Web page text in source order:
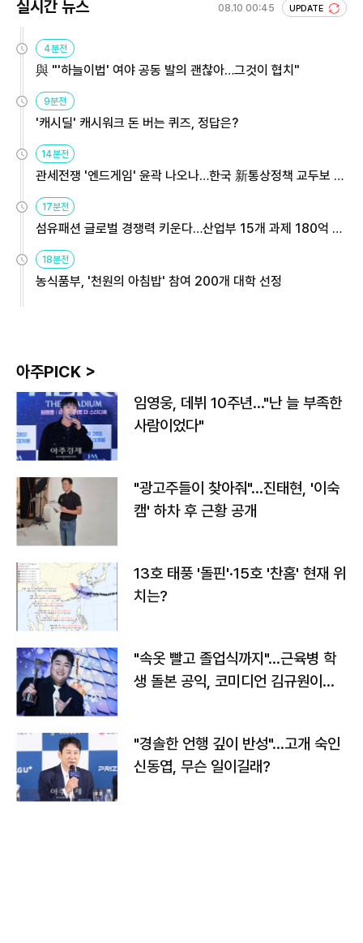
실시간 뉴스 08.10 00:45 UPDATE
4분전
與 "'하늘이법' 여야 공동 발의 괜찮아…그것이 협치"
9분전
'캐시딜' 캐시워크 돈 버는 퀴즈, 정답은?
14분전
관세전쟁 '엔드게임' 윤곽 나오나…한국 新통상정책 교두보 활
17분전
섬유패션 글로벌 경쟁력 키운다…산업부 15개 과제 180억 지
18분전
농식품부, '천원의 아침밥' 참여 200개 대학 선정
아주PICK >
임영웅, 데뷔 10주년…"난 늘 부족한
사람이었다"
"광고주들이 찾아줘"…진태현, '이숙
캠' 하차 후 근황 공개
13호 태풍 '돌핀'·15호 '찬홈' 현재 위
치는?
"속옷 빨고 졸업식까지"…근육병 학
생 돌본 공익, 코미디언 김규원이었
"경솔한 언행 깊이 반성"…고개 숙인
신동엽, 무슨 일이길래?